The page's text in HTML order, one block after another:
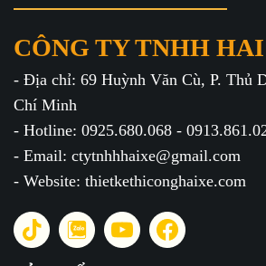
CÔNG TY TNHH
- Địa chỉ: 69 Huỳnh Văn Cù, P. Thủ
Chí Minh
- Hotline: 0925.680.068 -
- Email: ctytnhhhaixe@gmail.com
- Website: thietkethiconghaixe.com